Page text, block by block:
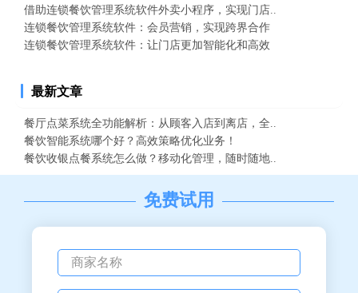
借助连锁餐饮管理系统软件外卖小程序，实现门店..
连锁餐饮管理系统软件：会员营销，实现跨界合作
连锁餐饮管理系统软件：让门店更加智能化和高效
最新文章
餐厅点菜系统全功能解析：从顾客入店到离店，全..
餐饮智能系统哪个好？高效策略优化业务！
餐饮收银点餐系统怎么做？移动化管理，随时随地..
免费试用